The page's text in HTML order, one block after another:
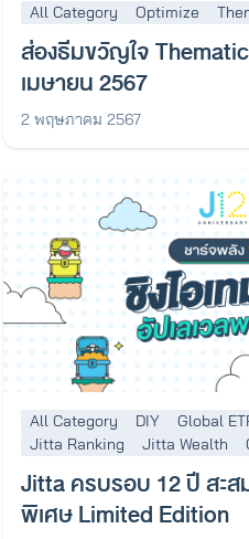
All Category Optimize
ส่องธีมขวัญใจ
เมษายน 2567
2 พฤษภาคม 2567
All Category DIY Global
Jitta Ranking
Jitta Wealth
Jitta ครบรอบ 12 ปี สะส
พิเศษ Limited Edition